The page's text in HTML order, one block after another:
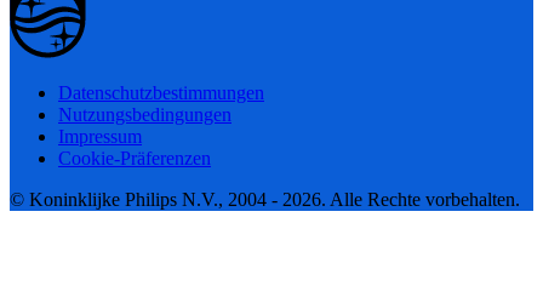
Datenschutzbestimmungen
Nutzungsbedingungen
Impressum
Cookie-Präferenzen
© Koninklijke Philips N.V., 2004 - 2026. Alle Rechte vorbehalten.